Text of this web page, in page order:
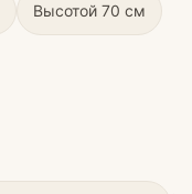
Высотой 70 см